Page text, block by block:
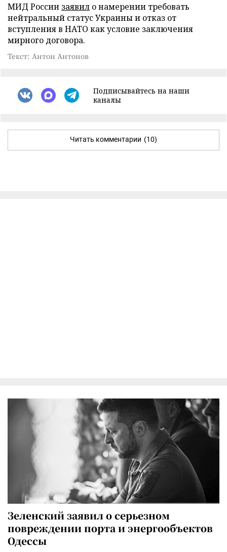
МИД России заявил о намерении требовать
нейтральный статус Украины и отказ от
вступления в НАТО как условие заключения
мирного договора.
Текст: Антон Антонов
Подписывайтесь на наши
каналы
Читать комментарии (10)
Зеленский заявил о серьезном
повреждении порта и энергообъектов
Одессы